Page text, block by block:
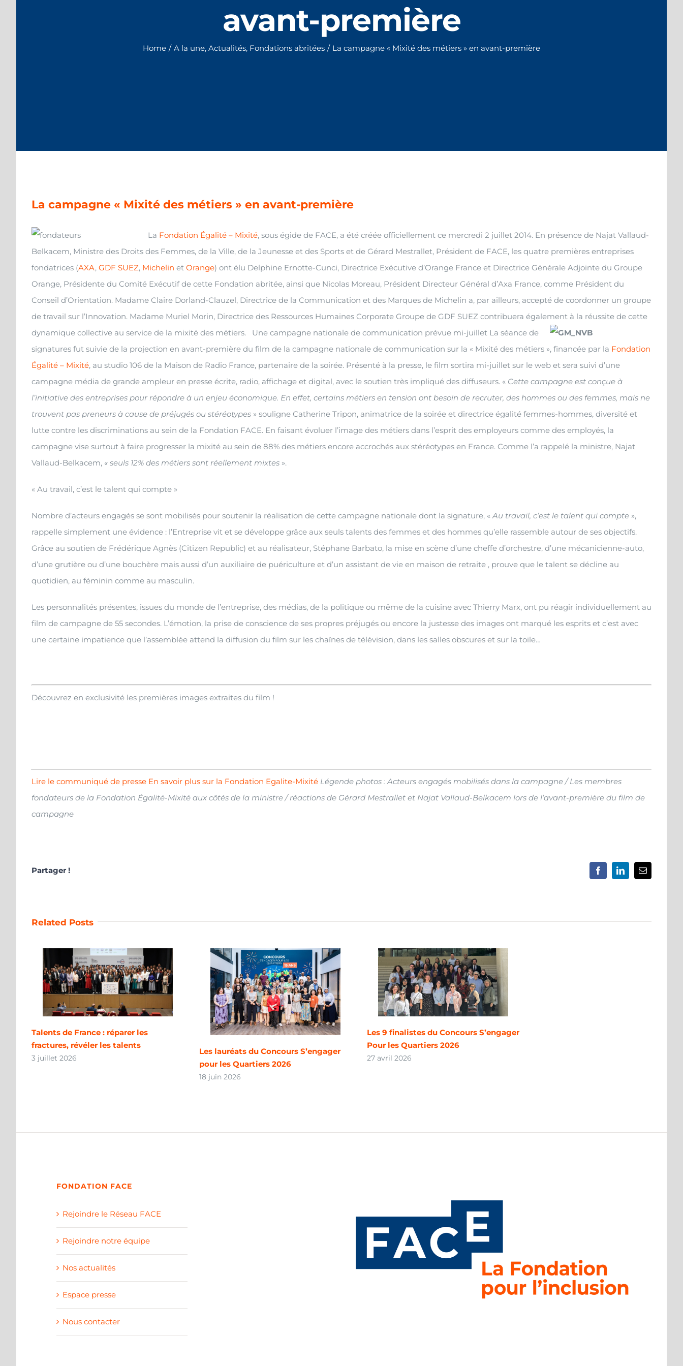
avant-première
Home / A la une, Actualités, Fondations abritées / La campagne « Mixité des métiers » en avant-première
La campagne « Mixité des métiers » en avant-première
La Fondation Égalité – Mixité, sous égide de FACE, a été créée officiellement ce mercredi 2 juillet 2014. En présence de Najat Vallaud-
Belkacem, Ministre des Droits des Femmes, de la Ville, de la Jeunesse et des Sports et de Gérard Mestrallet, Président de FACE, les quatre premières entreprises
fondatrices (AXA, GDF SUEZ, Michelin et Orange) ont élu Delphine Ernotte-Cunci, Directrice Exécutive d’Orange France et Directrice Générale Adjointe du Groupe
Orange, Présidente du Comité Exécutif de cette Fondation abritée, ainsi que Nicolas Moreau, Président Directeur Général d’Axa France, comme Président du
Conseil d’Orientation. Madame Claire Dorland-Clauzel, Directrice de la Communication et des Marques de Michelin a, par ailleurs, accepté de coordonner un groupe
de travail sur l’Innovation. Madame Muriel Morin, Directrice des Ressources Humaines Corporate Groupe de GDF SUEZ contribuera également à la réussite de cette
dynamique collective au service de la mixité des métiers. Une campagne nationale de communication prévue mi-juillet La séance de
signatures fut suivie de la projection en avant-première du film de la campagne nationale de communication sur la « Mixité des métiers », financée par la Fondation
Égalité – Mixité, au studio 106 de la Maison de Radio France, partenaire de la soirée. Présenté à la presse, le film sortira mi-juillet sur le web et sera suivi d’une
campagne média de grande ampleur en presse écrite, radio, affichage et digital, avec le soutien très impliqué des diffuseurs. « Cette campagne est conçue à
l’initiative des entreprises pour répondre à un enjeu économique. En effet, certains métiers en tension ont besoin de recruter, des hommes ou des femmes, mais ne
trouvent pas preneurs à cause de préjugés ou stéréotypes » souligne Catherine Tripon, animatrice de la soirée et directrice égalité femmes-hommes, diversité et
lutte contre les discriminations au sein de la Fondation FACE. En faisant évoluer l’image des métiers dans l’esprit des employeurs comme des employés, la
campagne vise surtout à faire progresser la mixité au sein de 88% des métiers encore accrochés aux stéréotypes en France. Comme l’a rappelé la ministre, Najat
Vallaud-Belkacem, « seuls 12% des métiers sont réellement mixtes ».
« Au travail, c’est le talent qui compte »
Nombre d’acteurs engagés se sont mobilisés pour soutenir la réalisation de cette campagne nationale dont la signature, «Au travail, c’est le talent qui compte »,
rappelle simplement une évidence : l’Entreprise vit et se développe grâce aux seuls talents des femmes et des hommes qu’elle rassemble autour de ses objectifs.
Grâce au soutien de Frédérique Agnès (Citizen Republic) et au réalisateur, Stéphane Barbato, la mise en scène d’une cheffe d’orchestre, d’une mécanicienne-auto,
d’une grutière ou d’une bouchère mais aussi d’un auxiliaire de puériculture et d’un assistant de vie en maison de retraite , prouve que le talent se décline au
quotidien, au féminin comme au masculin.
Les personnalités présentes, issues du monde de l’entreprise, des médias, de la politique ou même de la cuisine avec Thierry Marx, ont pu réagir individuellement au
film de campagne de 55 secondes. L’émotion, la prise de conscience de ses propres préjugés ou encore la justesse des images ont marqué les esprits et c’est avec
une certaine impatience que l’assemblée attend la diffusion du film sur les chaînes de télévision, dans les salles obscures et sur la toile…
Découvrez en exclusivité les premières images extraites du film !
Lire le communiqué de presse En savoir plus sur la Fondation Egalite-Mixité Légende photos : Acteurs engagés mobilisés dans la campagne / Les membres
fondateurs de la Fondation Égalité-Mixité aux côtés de la ministre / réactions de Gérard Mestrallet et Najat Vallaud-Belkacem lors de l’avant-première du film de
campagne
Partager ! FacebookLinkedInEmail
Related Posts
Talents de France : réparer les
fractures, révéler les talents
3 juillet 2026
Les lauréats du Concours S’engager
pour les Quartiers 2026
18 juin 2026
Les 9 finalistes du Concours S’engager
Pour les Quartiers 2026
27 avril 2026
FONDATION FACE
Rejoindre le Réseau FACE
Rejoindre notre équipe
Nos actualités
Espace presse
Nous contacter